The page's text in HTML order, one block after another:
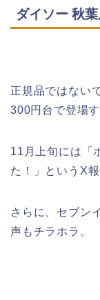
ダイソー 秋葉
正規品ではない
300円台で登場す
11月上旬には「
た！」というX報
さらに、セブン
声もチラホラ。